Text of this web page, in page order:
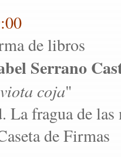
de libros
Serrano
coja"
La fragua de las
de Firmas